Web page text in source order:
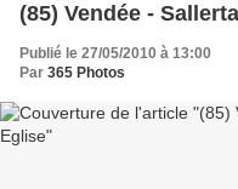
(85) Vendée -
Publié le 27/05/2010 à 13:00
Par 365 Photos